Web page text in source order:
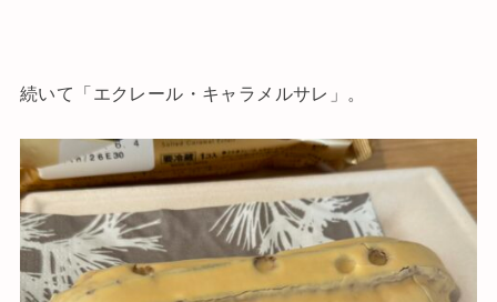
続いて「エクレール・キャラメルサレ」。